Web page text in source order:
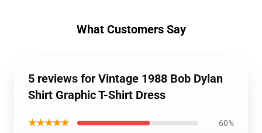
What Customers Say
5 reviews for Vintage 1988 Bob Dylan
Shirt Graphic T-Shirt Dress
★★★★★ 60%